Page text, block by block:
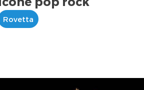
Rovetta